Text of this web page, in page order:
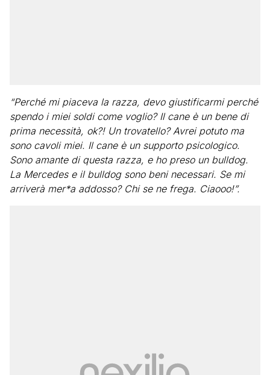
“Perché mi piaceva la razza, devo giustificarmi perché
spendo i miei soldi come voglio? Il cane è un bene di
prima necessità, ok?! Un trovatello? Avrei potuto ma
sono cavoli miei. Il cane è un supporto psicologico.
Sono amante di questa razza, e ho preso un bulldog.
La Mercedes e il bulldog sono beni necessari. Se mi
arriverà mer*a addosso? Chi se ne frega. Ciaooo!”.